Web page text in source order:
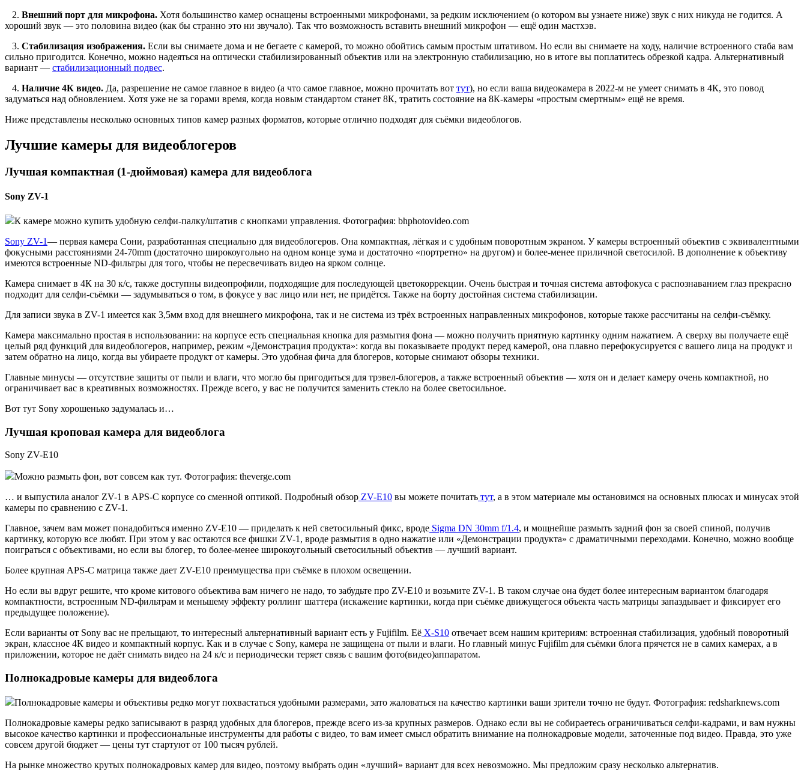
2. Внешний порт для микрофона. Хотя большинство камер оснащены встроенными микрофонами, за редким исключением (о котором вы узнаете ниже) звук с них никуда не годится. А
хороший звук — это половина видео (как бы странно это ни звучало). Так что возможность вставить внешний микрофон — ещё один мастхэв.
3. Стабилизация изображения. Если вы снимаете дома и не бегаете с камерой, то можно обойтись самым простым штативом. Но если вы снимаете на ходу, наличие встроенного стаба вам
сильно пригодится. Конечно, можно надеяться на оптически стабилизированный объектив или на электронную стабилизацию, но в итоге вы поплатитесь обрезкой кадра. Альтернативный
вариант — стабилизационный подвес.
4. Наличие 4К видео. Да, разрешение не самое главное в видео (а что самое главное, можно прочитать вот тут), но если ваша видеокамера в 2022-м не умеет снимать в 4К, это повод
задуматься над обновлением. Хотя уже не за горами время, когда новым стандартом станет 8К, тратить состояние на 8К-камеры «простым смертным» ещё не время.
Ниже представлены несколько основных типов камер разных форматов, которые отлично подходят для съёмки видеоблогов.
Лучшие камеры для видеоблогеров
Лучшая компактная (1-дюймовая) камера для видеоблога
Sony ZV-1
К камере можно купить удобную селфи-палку/штатив с кнопками управления. Фотография: bhphotovideo.com
Sony ZV-1— первая камера Сони, разработанная специально для видеоблогеров. Она компактная, лёгкая и с удобным поворотным экраном. У камеры встроенный объектив с эквивалентными
фокусными расстояниями 24-70mm (достаточно широкоугольно на одном конце зума и достаточно «портретно» на другом) и более-менее приличной светосилой. В дополнение к объективу
имеются встроенные ND-фильтры для того, чтобы не пересвечивать видео на ярком солнце.
Камера снимает в 4К на 30 к/с, также доступны видеопрофили, подходящие для последующей цветокоррекции. Очень быстрая и точная система автофокуса с распознаванием глаз прекрасно
подходит для селфи-съёмки — задумываться о том, в фокусе у вас лицо или нет, не придётся. Также на борту достойная система стабилизации.
Для записи звука в ZV-1 имеется как 3,5мм вход для внешнего микрофона, так и не система из трёх встроенных направленных микрофонов, которые также рассчитаны на селфи-съёмку.
Камера максимально простая в использовании: на корпусе есть специальная кнопка для размытия фона — можно получить приятную картинку одним нажатием. А сверху вы получаете ещё
целый ряд функций для видеоблогеров, например, режим «Демонстрация продукта»: когда вы показываете продукт перед камерой, она плавно перефокусируется с вашего лица на продукт и
затем обратно на лицо, когда вы убираете продукт от камеры. Это удобная фича для блогеров, которые снимают обзоры техники.
Главные минусы — отсутствие защиты от пыли и влаги, что могло бы пригодиться для трэвел-блогеров, а также встроенный объектив — хотя он и делает камеру очень компактной, но
ограничивает вас в креативных возможностях. Прежде всего, у вас не получится заменить стекло на более светосильное.
Вот тут Sony хорошенько задумалась и…
Лучшая кроповая камера для видеоблога
Sony ZV-E10
Можно размыть фон, вот совсем как тут. Фотография: theverge.com
… и выпустила аналог ZV-1 в APS-C корпусе со сменной оптикой. Подробный обзор ZV-E10 вы можете почитать тут, а в этом материале мы остановимся на основных плюсах и минусах этой
камеры по сравнению с ZV-1.
Главное, зачем вам может понадобиться именно ZV-E10 — приделать к ней светосильный фикс, вроде Sigma DN 30mm f/1.4, и мощнейше размыть задний фон за своей спиной, получив
картинку, которую все любят. При этом у вас остаются все фишки ZV-1, вроде размытия в одно нажатие или «Демонстрации продукта» с драматичными переходами. Конечно, можно вообще
поиграться с объективами, но если вы блогер, то более-менее широкоугольный светосильный объектив — лучший вариант.
Более крупная APS-C матрица также дает ZV-E10 преимущества при съёмке в плохом освещении.
Но если вы вдруг решите, что кроме китового объектива вам ничего не надо, то забудьте про ZV-E10 и возьмите ZV-1. В таком случае она будет более интересным вариантом благодаря
компактности, встроенным ND-фильтрам и меньшему эффекту роллинг шаттера (искажение картинки, когда при съёмке движущегося объекта часть матрицы запаздывает и фиксирует его
предыдущее положение).
Если варианты от Sony вас не прельщают, то интересный альтернативный вариант есть у Fujifilm. Её X-S10 отвечает всем нашим критериям: встроенная стабилизация, удобный поворотный
экран, классное 4К видео и компактный корпус. Как и в случае с Sony, камера не защищена от пыли и влаги. Но главный минус Fujifilm для съёмки блога прячется не в самих камерах, а в
приложении, которое не даёт снимать видео на 24 к/с и периодически теряет связь с вашим фото(видео)аппаратом.
Полнокадровые камеры для видеоблога
Полнокадровые камеры и объективы редко могут похвастаться удобными размерами, зато жаловаться на качество картинки ваши зрители точно не будут. Фотография: redsharknews.com
Полнокадровые камеры редко записывают в разряд удобных для блогеров, прежде всего из-за крупных размеров. Однако если вы не собираетесь ограничиваться селфи-кадрами, и вам нужны
высокое качество картинки и профессиональные инструменты для работы с видео, то вам имеет смысл обратить внимание на полнокадровые модели, заточенные под видео. Правда, это уже
совсем другой бюджет — цены тут стартуют от 100 тысяч рублей.
На рынке множество крутых полнокадровых камер для видео, поэтому выбрать один «лучший» вариант для всех невозможно. Мы предложим сразу несколько альтернатив.